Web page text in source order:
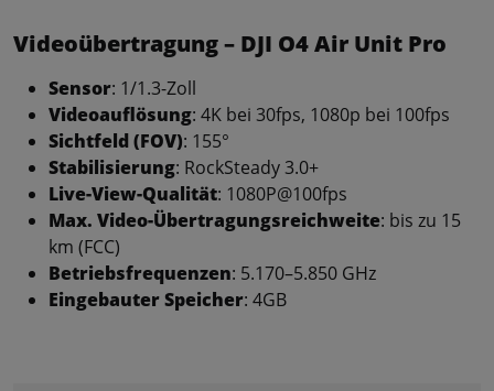
Videoübertragung – DJI O4 Air Unit Pro
Sensor: 1/1.3-Zoll
Videoauflösung: 4K bei 30fps, 1080p bei 100fps
Sichtfeld (FOV): 155°
Stabilisierung: RockSteady 3.0+
Live-View-Qualität: 1080P@100fps
Max. Video-Übertragungsreichweite: bis zu 15
km (FCC)
Betriebsfrequenzen: 5.170–5.850 GHz
Eingebauter Speicher: 4GB